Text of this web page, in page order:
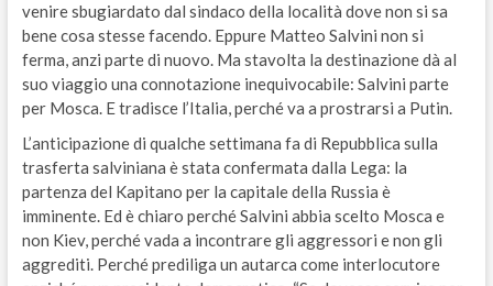
venire sbugiardato dal sindaco della località dove non si sa
bene cosa stesse facendo. Eppure Matteo Salvini non si
ferma, anzi parte di nuovo. Ma stavolta la destinazione dà al
suo viaggio una connotazione inequivocabile: Salvini parte
per Mosca. E tradisce l’Italia, perché va a prostrarsi a Putin.
L’anticipazione di qualche settimana fa di Repubblica sulla
trasferta salviniana è stata confermata dalla Lega: la
partenza del Kapitano per la capitale della Russia è
imminente. Ed è chiaro perché Salvini abbia scelto Mosca e
non Kiev, perché vada a incontrare gli aggressori e non gli
aggrediti. Perché prediliga un autarca come interlocutore